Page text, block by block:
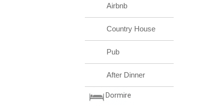
Airbnb
Country House
Pub
After Dinner
Dormire